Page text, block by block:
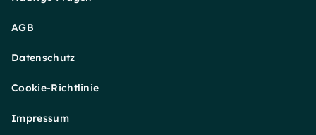
AGB
Datenschutz
Cookie-Richtlinie
Impressum